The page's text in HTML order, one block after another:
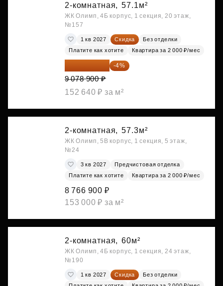
2-комнатная, 57.1м²
ЖК Олимп, 4Б корпус, 1 секция, 20 этаж,
№157
1 кв 2027 Скидка
Без отделки
Платите как хотите
Квартира за 2 000 ₽/мес
-4%
9 078 900 ₽
152 640 ₽ за м²
2-комнатная, 57.3м²
ЖК Олимп, 5В корпус, 1 секция, 5 этаж,
№24
3 кв 2027
Предчистовая отделка
Платите как хотите
Квартира за 2 000 ₽/мес
8 766 900 ₽
153 000 ₽ за м²
2-комнатная, 60м²
ЖК Олимп, 4Б корпус, 1 секция, 24 этаж,
№190
1 кв 2027 Скидка
Без отделки